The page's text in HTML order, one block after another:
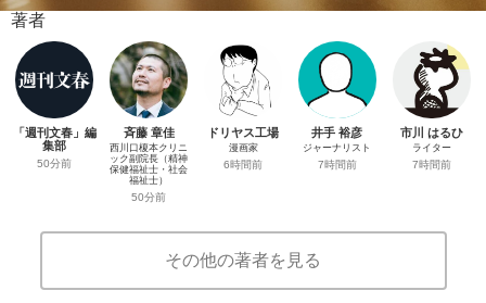
著者
「週刊文春」編
集部
50分前
斉藤 章佳
西川口榎本クリニ
ック副院長（精神
保健福祉士・社会
福祉士）
50分前
ドリヤス工場
漫画家
6時間前
井手 裕彦
ジャーナリスト
7時間前
市川 はるひ
ライター
7時間前
その他の著者を見る